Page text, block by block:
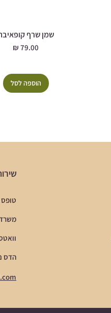
שמן שרף
מחיר
הוספה לסל
משרד: 04-
וואטסאפ:
הדס נחומי: